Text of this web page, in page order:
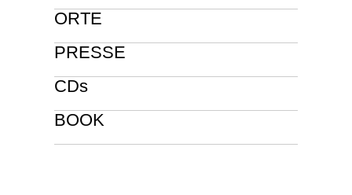
ORTE
PRESSE
CDs
BOOK